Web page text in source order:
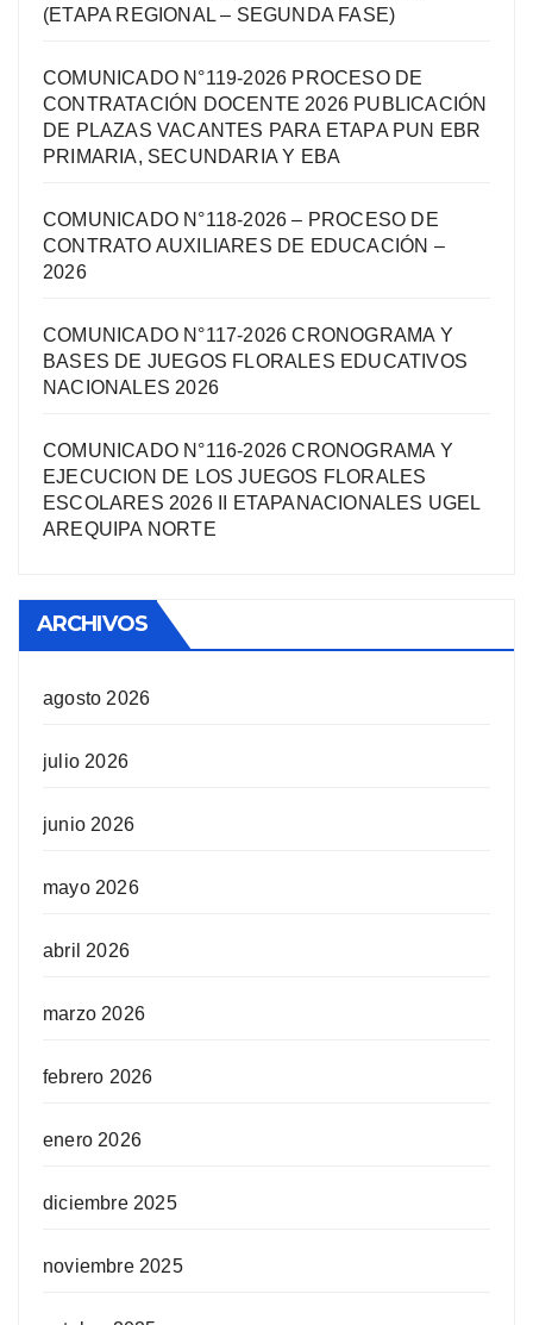
(ETAPA REGIONAL – SEGUNDA FASE)
COMUNICADO N°119-2026 PROCESO DE
CONTRATACIÓN DOCENTE 2026 PUBLICACIÓN
DE PLAZAS VACANTES PARA ETAPA PUN EBR
PRIMARIA, SECUNDARIA Y EBA
COMUNICADO N°118-2026 – PROCESO DE
CONTRATO AUXILIARES DE EDUCACIÓN –
2026
COMUNICADO N°117-2026 CRONOGRAMA Y
BASES DE JUEGOS FLORALES EDUCATIVOS
NACIONALES 2026
COMUNICADO N°116-2026 CRONOGRAMA Y
EJECUCION DE LOS JUEGOS FLORALES
ESCOLARES 2026 II ETAPANACIONALES UGEL
AREQUIPA NORTЕ
ARCHIVOS
agosto 2026
julio 2026
junio 2026
mayo 2026
abril 2026
marzo 2026
febrero 2026
enero 2026
diciembre 2025
noviembre 2025